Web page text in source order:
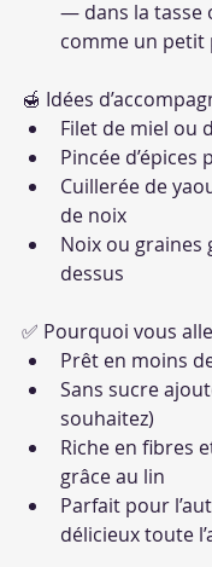
— dans la tasse
comme un petit
🍯 Idées
Filet de miel ou
Pincée
Cuillerée de
de noix
Noix ou graines
dessus
✅ Pourquoi vous
Prêt en moins
Sans sucre
souhaitez)
Riche en fibres
grâce au lin
Parfait pour
délicieux toute